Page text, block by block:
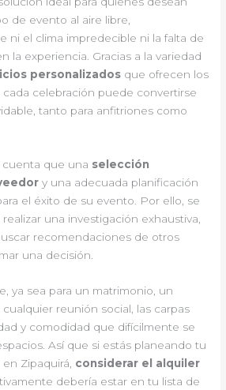
de evento al aire libre,
ni el clima impredecible ni la falta de
la experiencia. Gracias a la variedad
personalizados que ofrecen los
celebración puede convertirse
tanto para anfitriones como
que una selección
y una adecuada planificación
el éxito de su evento. Por ello, se
una investigación exhaustiva,
recomendaciones de otros
una decisión.
ya sea para un matrimonio, un
reunión social, las carpas
y comodidad que difícilmente se
Así que si estás planeando tu
Zipaquirá, considerar el alquiler
debería estar en tu lista de